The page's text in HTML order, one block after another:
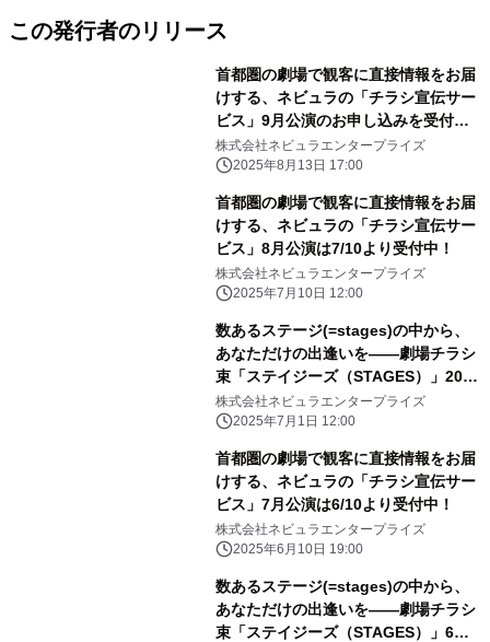
この発行者のリリース
首都圏の劇場で観客に直接情報をお届
けする、ネビュラの「チラシ宣伝サー
ビス」9月公演のお申し込みを受付
中！
株式会社ネビュラエンタープライズ
2025年8月13日 17:00
首都圏の劇場で観客に直接情報をお届
けする、ネビュラの「チラシ宣伝サー
ビス」8月公演は7/10より受付中！
株式会社ネビュラエンタープライズ
2025年7月10日 12:00
数あるステージ(=stages)の中から、
あなただけの出逢いを――劇場チラシ
束「ステイジーズ（STAGES）」2025
年7月の配布公演をご紹介！
株式会社ネビュラエンタープライズ
2025年7月1日 12:00
首都圏の劇場で観客に直接情報をお届
けする、ネビュラの「チラシ宣伝サー
ビス」7月公演は6/10より受付中！
株式会社ネビュラエンタープライズ
2025年6月10日 19:00
数あるステージ(=stages)の中から、
あなただけの出逢いを――劇場チラシ
束「ステイジーズ（STAGES）」6月